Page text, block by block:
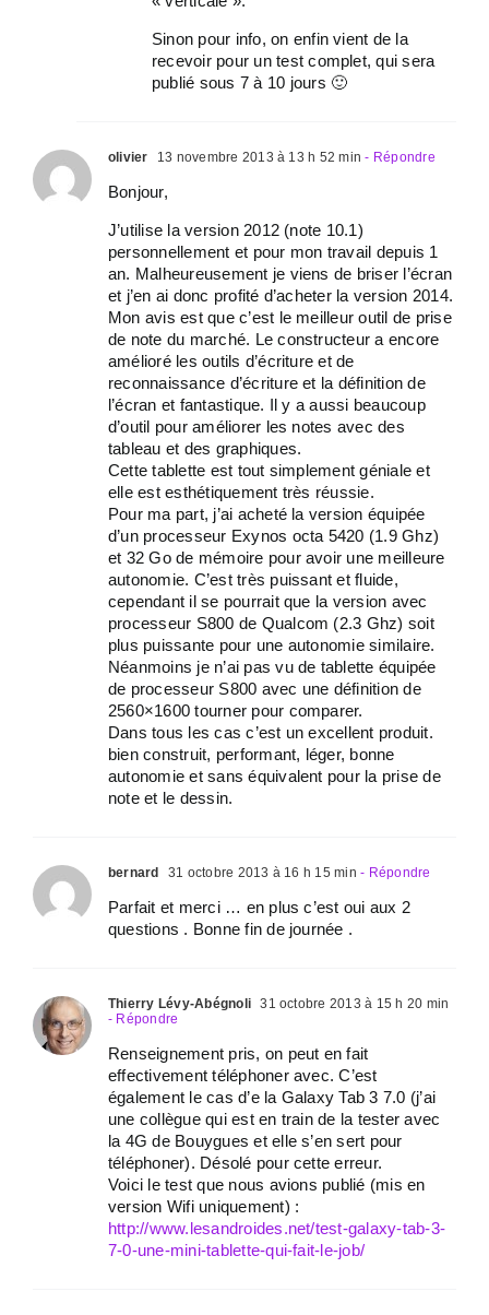
Sinon pour info, on enfin vient de la
recevoir pour un test complet, qui sera
publié sous 7 à 10 jours 🙂
olivier 13 novembre 2013 à 13 h 52 min - Répondre
Bonjour,
J’utilise la version 2012 (note 10.1)
personnellement et pour mon travail depuis 1
an. Malheureusement je viens de briser l’écran
et j’en ai donc profité d’acheter la version 2014.
Mon avis est que c’est le meilleur outil de prise
de note du marché. Le constructeur a encore
amélioré les outils d’écriture et de
reconnaissance d’écriture et la définition de
l’écran et fantastique. Il y a aussi beaucoup
d’outil pour améliorer les notes avec des
tableau et des graphiques.
Cette tablette est tout simplement géniale et
elle est esthétiquement très réussie.
Pour ma part, j’ai acheté la version équipée
d’un processeur Exynos octa 5420 (1.9 Ghz)
et 32 Go de mémoire pour avoir une meilleure
autonomie. C’est très puissant et fluide,
cependant il se pourrait que la version avec
processeur S800 de Qualcom (2.3 Ghz) soit
plus puissante pour une autonomie similaire.
Néanmoins je n’ai pas vu de tablette équipée
de processeur S800 avec une définition de
2560×1600 tourner pour comparer.
Dans tous les cas c’est un excellent produit.
bien construit, performant, léger, bonne
autonomie et sans équivalent pour la prise de
note et le dessin.
bernard 31 octobre 2013 à 16 h 15 min - Répondre
Parfait et merci … en plus c’est oui aux 2
questions . Bonne fin de journée .
Thierry Lévy-Abégnoli 31 octobre 2013 à 15 h 20 min
- Répondre
Renseignement pris, on peut en fait
effectivement téléphoner avec. C’est
également le cas d’e la Galaxy Tab 3 7.0 (j’ai
une collègue qui est en train de la tester avec
la 4G de Bouygues et elle s’en sert pour
téléphoner). Désolé pour cette erreur.
Voici le test que nous avions publié (mis en
version Wifi uniquement) :
http://www.lesandroides.net/test-galaxy-tab-3-
7-0-une-mini-tablette-qui-fait-le-job/